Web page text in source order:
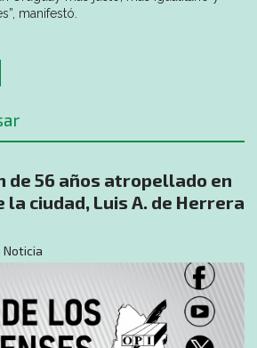
manifestó.
de 56 años atropellado en
ciudad, Luis A. de Herrera
Noticia